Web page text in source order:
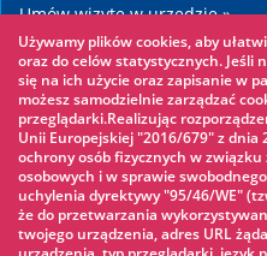
Umów wizytę w urzędzie »
Drogi »
Warto zobaczyć
Park linowy »
Park Wodny »
Lodowisko »
Używamy plików cookies, aby
oraz do celów statystycznych. Jeśli
się na ich użycie oraz zapisanie w
możesz samodzielnie zarządzać
przeglądarki.Realizując
Unii Europejskiej "2016/679" z
ochrony osób fizycznych w
osobowych i w sprawie
uchylenia dyrektywy "95/46/WE"
że do przetwarzania
twojego urządzenia, adres URL